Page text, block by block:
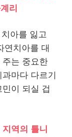
리
아를 잃고
연치아를 대
주는 중요한
마다 다르기
이 되실 겁
역의 틀니